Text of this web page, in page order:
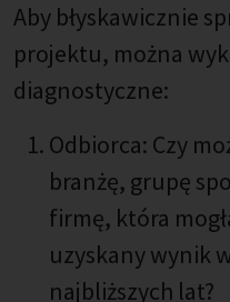
Aby błyskawicznie
projektu, można
diagnostyczne:
Odbiorca: Czy
branżę, grupę
firmę, która
uzyskany wynik
najbliższych lat?